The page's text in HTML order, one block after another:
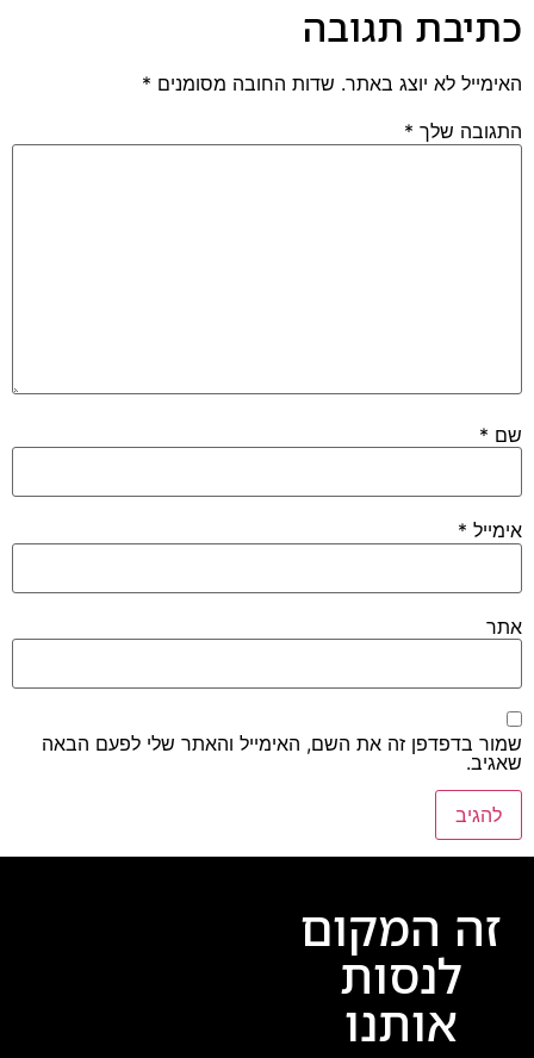
כתיבת תגובה
האימייל לא יוצג באתר. שדות החובה מסומנים *
התגובה שלך *
שם *
אימייל *
אתר
שמור בדפדפן זה את השם, האימייל והאתר שלי לפעם הבאה
שאגיב.
זה המקום
לנסות
אותנו